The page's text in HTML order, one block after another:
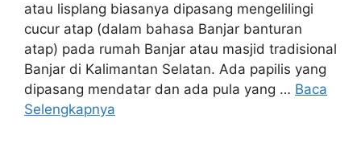
atau lisplang biasanya dipasang mengelilingi
cucur atap (dalam bahasa Banjar banturan
atap) pada rumah Banjar atau masjid tradisional
Banjar di Kalimantan Selatan. Ada papilis yang
dipasang mendatar dan ada pula yang … Baca
Selengkapnya